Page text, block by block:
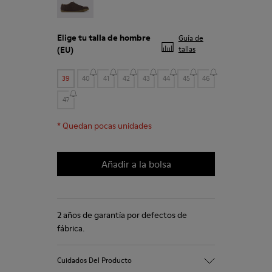
Elige tu talla de hombre
(EU)
Guía de
tallas
39 40 41 42 43 44 45 46
47
*Quedan pocas unidades
Añadir a la bolsa
2 años de garantía por defectos de
fábrica.
Cuidados Del Producto